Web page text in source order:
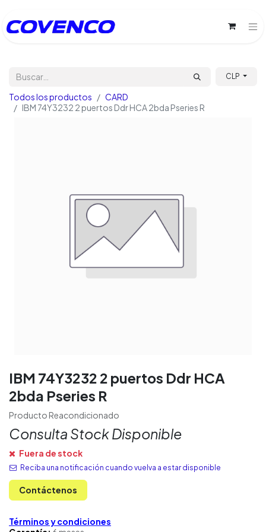
CLP
Todos los productos
CARD
IBM 74Y3232 2 puertos Ddr HCA 2bda Pseries R
IBM 74Y3232 2 puertos Ddr HCA
2bda Pseries R
Producto Reacondicionado
Consulta Stock Disponible
Fuera de stock
Reciba una notificación cuando vuelva a estar disponible
Contáctenos
Términos y condiciones